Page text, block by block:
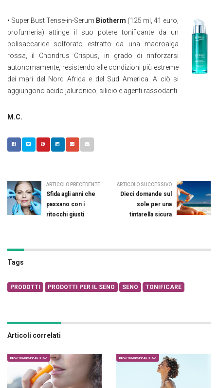
• Super Bust Tense-in-Serum Biotherm (125 ml, 41 euro,
profumeria) attinge il suo potere tonificante da un
polisaccaride solforato estratto da una macroalga
rossa, il Chondrus Crispus, in grado di rinforzarsi
autonomamente, resistendo alle condizioni più estreme
dei mari del Nord Africa e del Sud America. A ciò si
aggiungono acido jaluronico, silicio e agenti rassodanti.
M.C.
ARTICOLO PRECEDENTE
Sfida agli anni che
passano con i
ritocchi giusti
ARTICOLO SUCCESSIVO
Dieci domande sul
sole per una
tintarella sicura
Tags
PRODOTTI PRODOTTI PER IL SENO SENO TONIFICARE
Articoli correlati
BEAUTY E MEDICINA ESTETICA BEAUTY E MEDICINA ESTETICA